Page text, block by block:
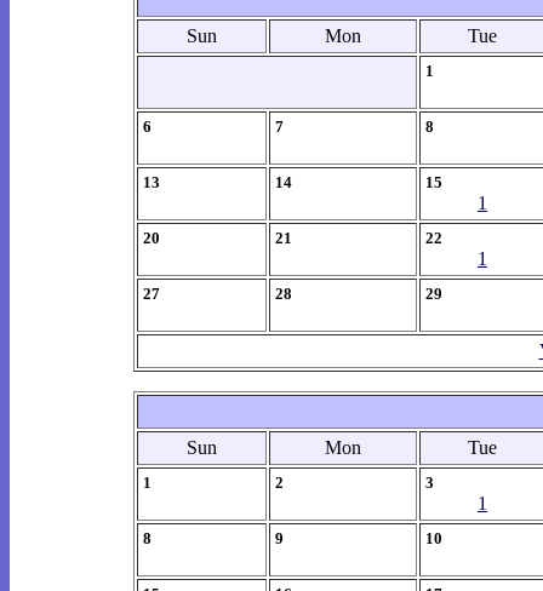
Sun Mon Tue
1
6 7 8
13 14 15
1
20 21 22
1
27 28 29
Sun Mon Tue
1 2 3
1
8 9 10